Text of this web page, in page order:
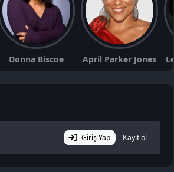
Donna Biscoe April Parker Jones
Giriş Yap Kayıt ol